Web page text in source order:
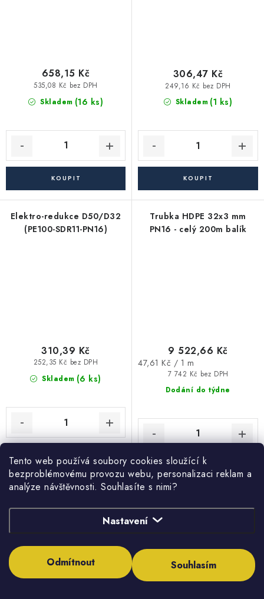
Tento web používá soubory cookies sloužící k
bezproblémovému provozu webu, personalizaci reklam a
analýze návštěvnosti. Souhlasíte s nimi?
Nastavení
Odmítnout Souhlasím
Skladem (16 ks)
535,08 Kč bez DPH
658,15 Kč
Skladem (1 ks)
249,16 Kč bez DPH
306,47 Kč
Elektro-redukce D50/D32
(PE100-SDR11-PN16)
Skladem (6 ks)
252,35 Kč bez DPH
310,39 Kč
Trubka HDPE 32x3 mm
PN16 - celý 200m balík
Dodání do týdne
7 742 Kč bez DPH
9 522,66 Kč
Měrná
47,61 Kč / 1 m
- celý 200m balík